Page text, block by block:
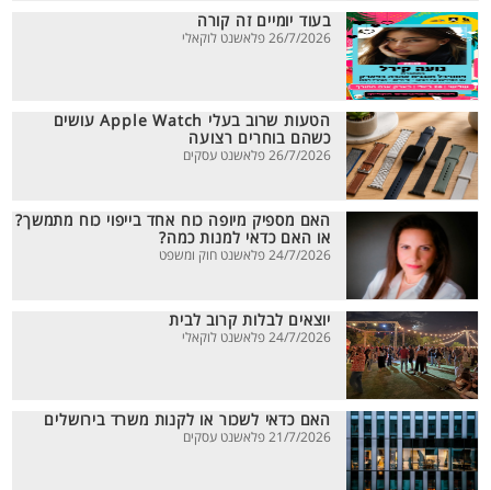
בעוד יומיים זה קורה
26/7/2026 פלאשנט לוקאלי
הטעות שרוב בעלי Apple Watch עושים
כשהם בוחרים רצועה
26/7/2026 פלאשנט עסקים
האם מספיק מיופה כוח אחד בייפוי כוח מתמשך?
או האם כדאי למנות כמה?
24/7/2026 פלאשנט חוק ומשפט
יוצאים לבלות קרוב לבית
24/7/2026 פלאשנט לוקאלי
האם כדאי לשכור או לקנות משרד בירושלים
21/7/2026 פלאשנט עסקים